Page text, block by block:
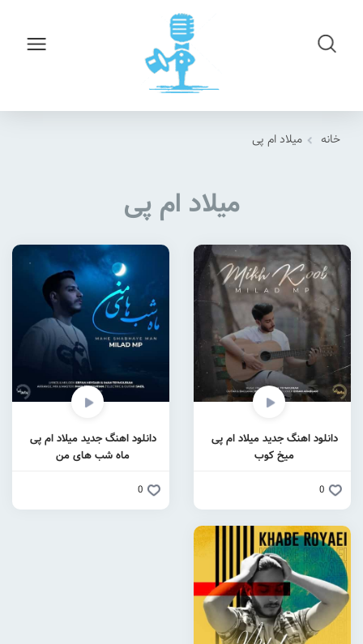
خانه میلاد ام پی
میلاد ام پی
دانلود اهنگ جدید میلاد ام پی
میخ کوب
0
دانلود اهنگ جدید میلاد ام پی
ماه شب های من
0